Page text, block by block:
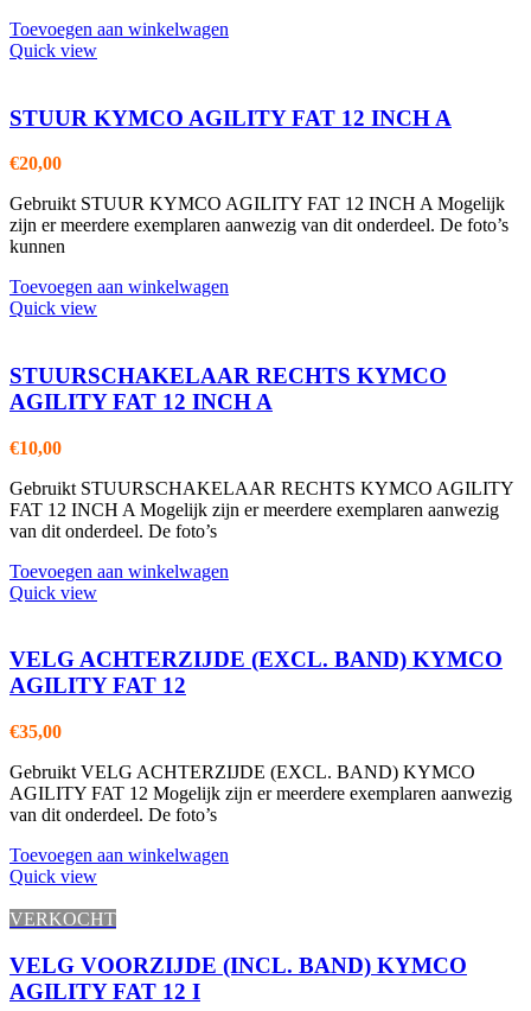
Toevoegen aan winkelwagen
Quick view
STUUR KYMCO AGILITY FAT 12 INCH A
€20,00
Gebruikt STUUR KYMCO AGILITY FAT 12 INCH A Mogelijk
zijn er meerdere exemplaren aanwezig van dit onderdeel. De foto’s
kunnen
Toevoegen aan winkelwagen
Quick view
STUURSCHAKELAAR RECHTS KYMCO
AGILITY FAT 12 INCH A
€10,00
Gebruikt STUURSCHAKELAAR RECHTS KYMCO AGILITY
FAT 12 INCH A Mogelijk zijn er meerdere exemplaren aanwezig
van dit onderdeel. De foto’s
Toevoegen aan winkelwagen
Quick view
VELG ACHTERZIJDE (EXCL. BAND) KYMCO
AGILITY FAT 12
€35,00
Gebruikt VELG ACHTERZIJDE (EXCL. BAND) KYMCO
AGILITY FAT 12 Mogelijk zijn er meerdere exemplaren aanwezig
van dit onderdeel. De foto’s
Toevoegen aan winkelwagen
Quick view
VERKOCHT
VELG VOORZIJDE (INCL. BAND) KYMCO
AGILITY FAT 12 I